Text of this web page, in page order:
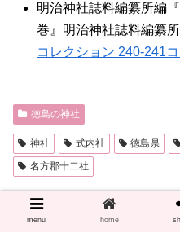
明治神社誌料編纂所編
巻』明治神社誌料編纂
コレクション 240-241
徳島の神社
神社 式内社 徳島県
名方郡十二社
menu home